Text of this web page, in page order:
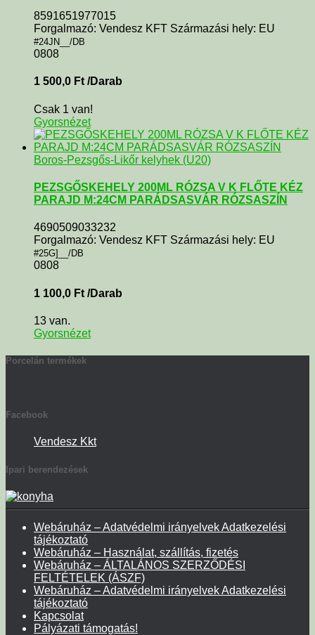
8591651977015
Forgalmazó: Vendesz KFT Származási hely: EU
#24JN__/DB
0808
1 500,0 Ft /Darab
Csak 1 van!
Gyorsnézet
Boros-Pezsgős-Likőr kelyhek (U20)
PEZSGŐSKEHELY 200ML RÓZSA V K FLŐTE KÉZ
PARAJD M:24CM PARÁDSASVÁR RÓZSASZÍN
4690509033232
Forgalmazó: Vendesz KFT Származási hely: EU
#25G]__/DB
0808
1 100,0 Ft /Darab
13 van.
Gyorsnézet
Porcelán termékek
Facebook
Vendesz Kkt
Ipari berendezések
Webáruház – Adatvédelmi irányelvek Adatkezelési
tájékoztató
Webáruház – Használat, szállítás, fizetés
Webáruház – ÁLTALÁNOS SZERZŐDÉSI
FELTÉTELEK (ÁSZF)
Webáruház – Adatvédelmi irányelvek Adatkezelési
tájékoztató
Kapcsolat
Pályázati támogatás!